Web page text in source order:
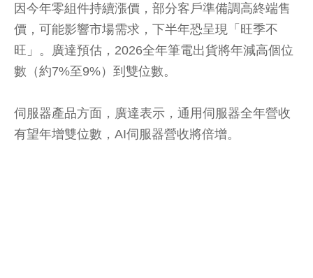
因今年零組件持續漲價，部分客戶準備調高終端售
價，可能影響市場需求，下半年恐呈現「旺季不
旺」。廣達預估，2026全年筆電出貨將年減高個位
數（約7%至9%）到雙位數。
伺服器產品方面，廣達表示，通用伺服器全年營收
有望年增雙位數，AI伺服器營收將倍增。